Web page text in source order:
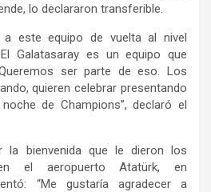
lo declararon transferible.
a este equipo de vuelta al nivel
Galatasaray es un equipo que
ser parte de eso. Los
quieren celebrar presentando
de Champions”, declaró el
la bienvenida que le dieron los
el aeropuerto Atatürk, en
“Me gustaría agradecer a